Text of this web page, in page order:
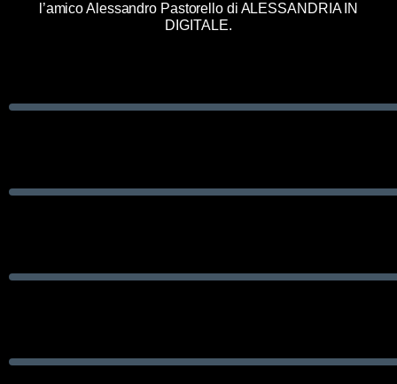
l’amico Alessandro Pastorello di ALESSANDRIA IN
DIGITALE.